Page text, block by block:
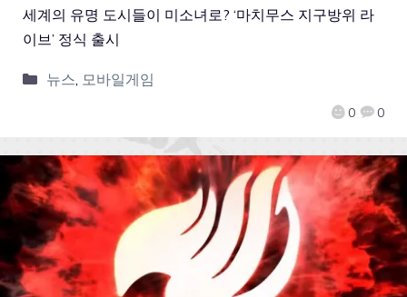
0 0
세계의 유명 도시들이 미소녀로? ‘마치무스 지구방위 라
이브’ 정식 출시
뉴스, 모바일게임